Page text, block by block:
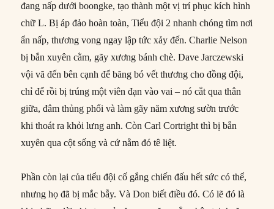
đang nấp dưới boongke, tạo thành một vị trí phục kích hình
chữ L. Bị áp đảo hoàn toàn, Tiểu đội 2 nhanh chóng tìm nơi
ẩn nấp, thương vong ngay lập tức xảy đến. Charlie Nelson
bị bắn xuyên cằm, gãy xương bánh chè. Dave Jarczewski
vội vã đến bên cạnh để băng bó vết thương cho đồng đội,
chỉ để rồi bị trúng một viên đạn vào vai – nó cắt qua thân
giữa, đâm thủng phổi và làm gãy năm xương sườn trước
khi thoát ra khỏi lưng anh. Còn Carl Cortright thì bị bắn
xuyên qua cột sống và cứ nằm đó tê liệt.
Phần còn lại của tiểu đội cố gắng chiến đấu hết sức có thể,
nhưng họ đã bị mắc bẫy. Và Don biết điều đó. Có lẽ đó là